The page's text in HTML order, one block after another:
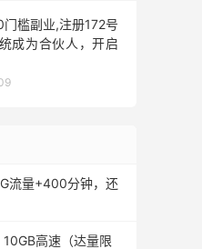
槛副业,注册172号
成为合伙人，开启
流量+400分钟，还
高速（达量限